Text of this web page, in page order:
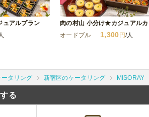
ュアルプラン
オードブル 1,300 円/人
タリング 新宿区のケータリング
る